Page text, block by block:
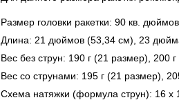
Размер головки ракетки: 90 кв.
Длина: 21 дюймов (53,34 см), 23
Вес без струн: 190 г (21 размер), 200
Вес со струнами: 195 г (21 размер),
Схема натяжки (формула струн): 16 x